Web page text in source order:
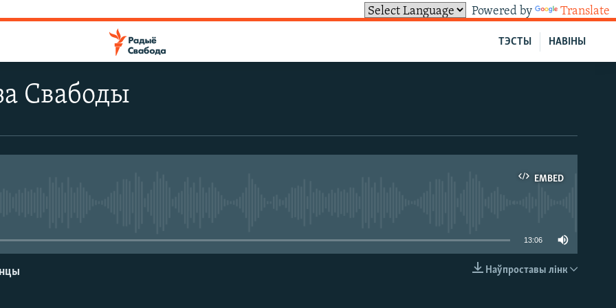
Powered by Translate
НАВІНЫ
ТЭСТЫ
Свабоды
EMBED
13:06
Наўпроставы лінк